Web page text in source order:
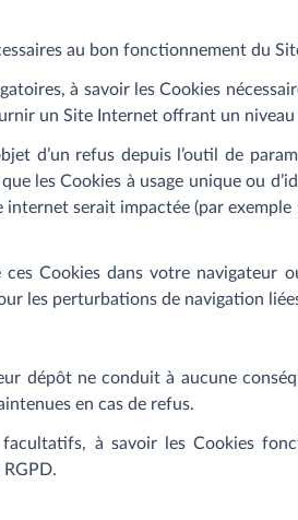
au bon fonctionnement du
à savoir les Cookies
un Site Internet offrant un
d’un refus depuis l’outil de
les Cookies à usage unique ou
serait impactée (par
ces Cookies dans votre
les perturbations de navigation
dépôt ne conduit à aucune
en cas de refus.
à savoir les Cookies